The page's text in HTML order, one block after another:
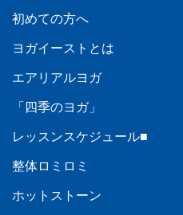
初めての方へ
ヨガイーストとは
エアリアルヨガ
「四季のヨガ」
レッスンスケジュール■
整体ロミロミ
ホットストーン